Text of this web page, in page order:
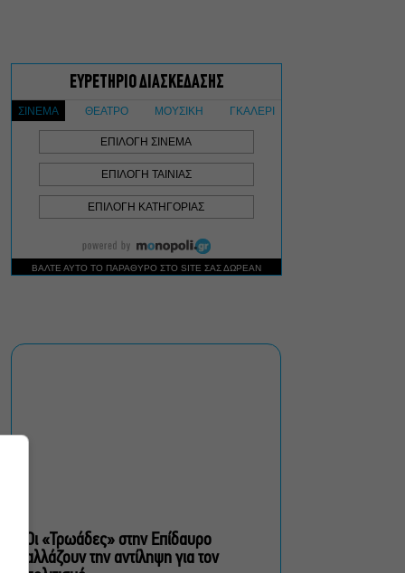
σινεμά στην Ταράτσα του
Λαμπέτη
Η συναυλιακή σεζόν
κορυφώνεται τον
Σεπτέμβριο
Τουλάχιστον 1.500 έλεγχοι
σε 300 παραλίες –
Πρόστιμα έως 73.000€ για
αυθαίρετες καταλήψεις
Πέντε διηγήματα του
Οι «Τρωάδες» στην Επίδαυρο
αλλάζουν την αντίληψη για τον